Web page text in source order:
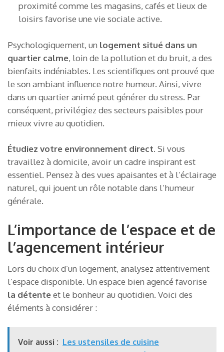
proximité comme les magasins, cafés et lieux de
loisirs favorise une vie sociale active.
Psychologiquement, un logement situé dans un
quartier calme, loin de la pollution et du bruit, a des
bienfaits indéniables. Les scientifiques ont prouvé que
le son ambiant influence notre humeur. Ainsi, vivre
dans un quartier animé peut générer du stress. Par
conséquent, privilégiez des secteurs paisibles pour
mieux vivre au quotidien.
Étudiez votre environnement direct. Si vous
travaillez à domicile, avoir un cadre inspirant est
essentiel. Pensez à des vues apaisantes et à l’éclairage
naturel, qui jouent un rôle notable dans l’humeur
générale.
L’importance de l’espace et de
l’agencement intérieur
Lors du choix d’un logement, analysez attentivement
l’espace disponible. Un espace bien agencé favorise
la détenteet le bonheur au quotidien. Voici des
éléments à considérer :
Voir aussi : Les ustensiles de cuisine